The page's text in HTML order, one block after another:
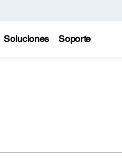
Soluciones Soporte